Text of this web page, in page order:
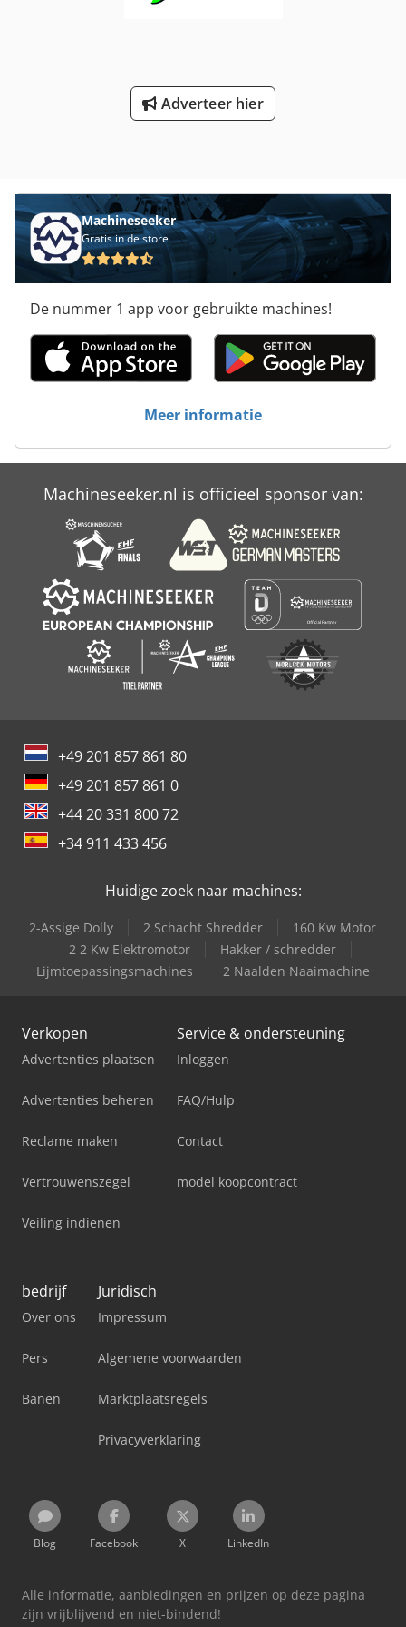
Adverteer hier
Machineseeker
Gratis in de store
De nummer 1 app voor gebruikte machines!
Meer informatie
Machineseeker.nl is officieel sponsor van:
+49 201 857 861 80
+49 201 857 861 0
+44 20 331 800 72
+34 911 433 456
Huidige zoek naar machines:
2-Assige Dolly 2 Schacht Shredder
160 Kw Motor
2 2 Kw Elektromotor
Hakker / schredder
Lijmtoepassingsmachines
2 Naalden Naaimachine
Verkopen
Advertenties plaatsen
Advertenties beheren
Reclame maken
Vertrouwenszegel
Veiling indienen
Service & ondersteuning
Inloggen
FAQ/Hulp
Contact
model koopcontract
bedrijf
Over ons
Pers
Banen
Juridisch
Impressum
Algemene voorwaarden
Marktplaatsregels
Privacyverklaring
Blog Facebook X LinkedIn
Alle informatie, aanbiedingen en prijzen op deze pagina
zijn vrijblijvend en niet-bindend!